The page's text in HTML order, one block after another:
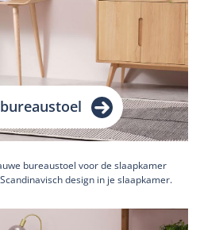
bureaustoel voor de slaapkamer
design in je slaapkamer.